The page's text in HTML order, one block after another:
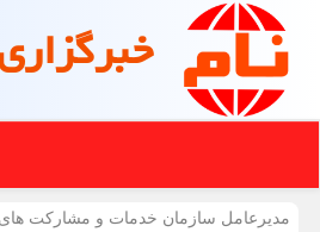
مدیرعامل سازمان خدمات و مشاركت